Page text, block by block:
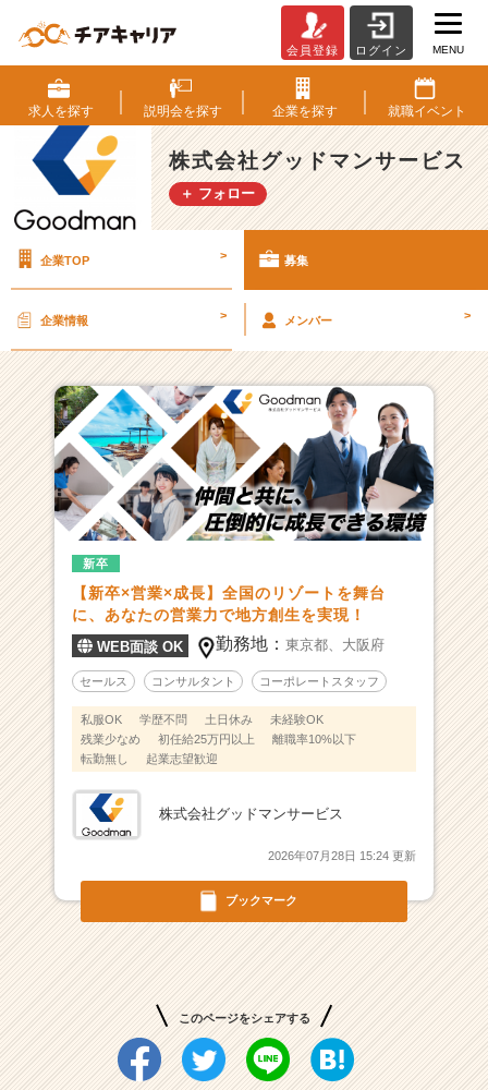
式
会
社
グ
ッ
ド
ー
の
採
用/
求
一
覧
-
【人
営
業
×
観
光
挑
戦】“自
ら
け
一
る
会
社
会員登録 ログイン MENU
求人を探す 説明会を探す 企業を探す 就職イベント
株式会社グッドマンサービス
＋ フォロー
企業TOP > 募集
企業情報 > メンバー >
ブックマーク
新卒
【新卒×営業×成長】全国のリゾートを舞台
に、あなたの営業力で地方創生を実現！
WEB面談 OK 勤務地：東京都、 大阪府
セールス コンサルタント コーポレートスタッフ
私服OK 学歴不問 土日休み
未経験OK
残業少なめ
初任給25万円以上
離職率10%以下
転勤無し
起業志望歓迎
株式会社グッドマンサービス
2026年07月28日 15:24 更新
このページをシェアする